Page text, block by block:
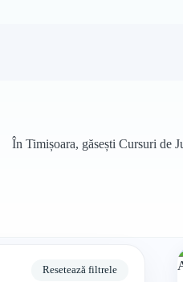
În Timișoara, găsești Cursuri de
Resetează filtrele